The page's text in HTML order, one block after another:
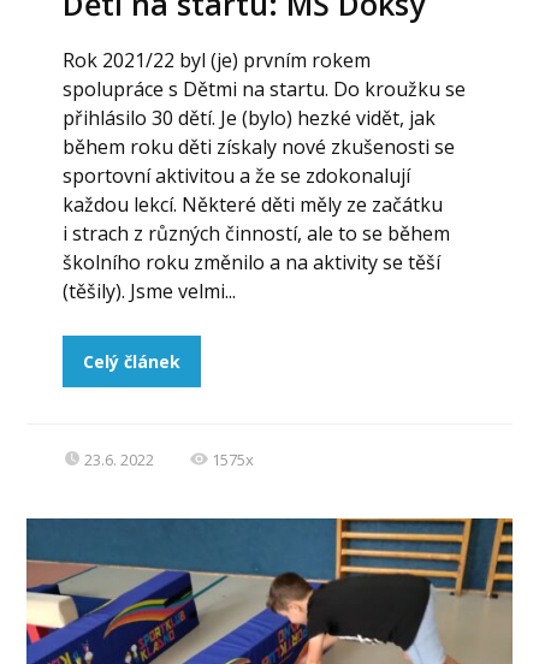
Rok 2021/22 byl (je) prvním rokem
spolupráce s Dětmi na startu. Do kroužku se
přihlásilo 30 dětí. Je (bylo) hezké vidět, jak
během roku děti získaly nové zkušenosti se
sportovní aktivitou a že se zdokonalují
každou lekcí. Některé děti měly ze začátku
i strach z různých činností, ale to se během
školního roku změnilo a na aktivity se těší
(těšily). Jsme velmi...
Celý článek
23.6. 2022 1575x